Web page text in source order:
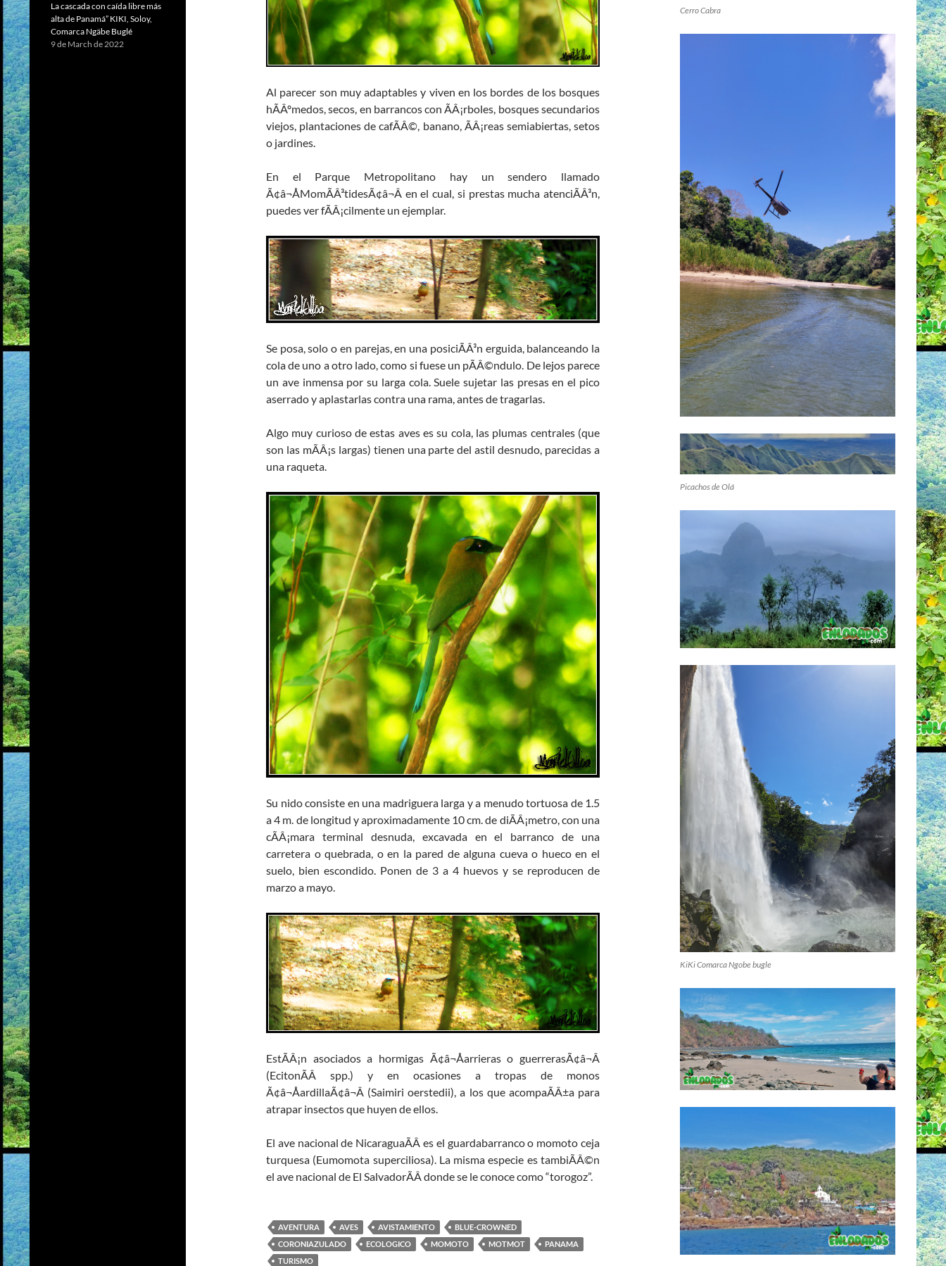
Al parecer son muy adaptables y viven en los bordes de los bosques
hÃÂºmedos, secos, en barrancos con ÃÂ¡rboles, bosques secundarios
viejos, plantaciones de cafÃÂ©, banano, ÃÂ¡reas semiabiertas, setos
o jardines.
En el Parque Metropolitano hay un sendero llamado
Ã¢â¬ÅMomÃÂ³tidesÃ¢â¬Â en el cual, si prestas mucha atenciÃÂ³n,
puedes ver fÃÂ¡cilmente un ejemplar.
Se posa, solo o en parejas, en una posiciÃÂ³n erguida, balanceando la
cola de uno a otro lado, como si fuese un pÃÂ©ndulo. De lejos parece
un ave inmensa por su larga cola. Suele sujetar las presas en el pico
aserrado y aplastarlas contra una rama, antes de tragarlas.
Algo muy curioso de estas aves es su cola, las plumas centrales (que
son las mÃÂ¡s largas) tienen una parte del astil desnudo, parecidas a
una raqueta.
Su nido consiste en una madriguera larga y a menudo tortuosa de 1.5
a 4 m. de longitud y aproximadamente 10 cm. de diÃÂ¡metro, con una
cÃÂ¡mara terminal desnuda, excavada en el barranco de una
carretera o quebrada, o en la pared de alguna cueva o hueco en el
suelo, bien escondido. Ponen de 3 a 4 huevos y se reproducen de
marzo a mayo.
EstÃÂ¡n asociados a hormigas Ã¢â¬Åarrieras o guerrerasÃ¢â¬Â
(EcitonÃÂ spp.) y en ocasiones a tropas de monos
Ã¢â¬ÅardillaÃ¢â¬Â (Saimiri oerstedii), a los que acompaÃÂ±a para
atrapar insectos que huyen de ellos.
El ave nacional de NicaraguaÃÂ es el guardabarranco o momoto ceja
turquesa (Eumomota superciliosa). La misma especie es tambiÃÂ©n
el ave nacional de El SalvadorÃÂ donde se le conoce como “torogoz”.
AVENTURA AVES AVISTAMIENTO
BLUE-CROWNED
CORONIAZULADO
ECOLOGICO MOMOTO MOTMOT
PANAMA
TURISMO
Cerro Cabra
Picachos de Olá
KiKi Comarca Ngobe bugle
La cascada con caída libre más
alta de Panamá” KIKI, Soloy,
Comarca Ngäbe Buglé
9 de March de 2022